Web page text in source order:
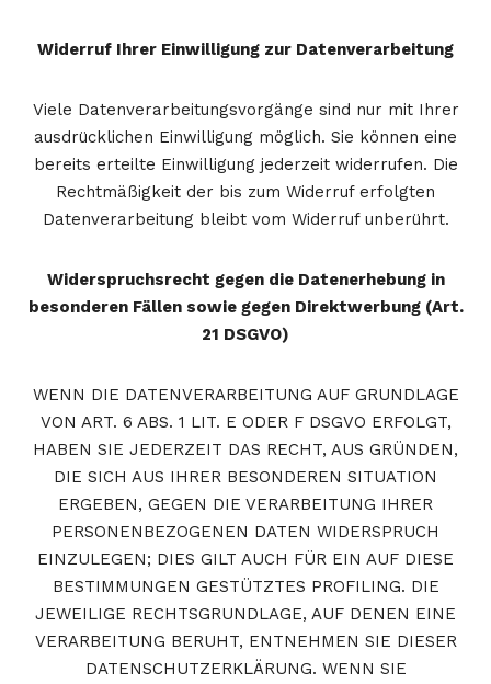
Widerruf Ihrer Einwilligung zur Datenverarbeitung
Viele Datenverarbeitungsvorgänge sind nur mit Ihrer
ausdrücklichen Einwilligung möglich. Sie können eine
bereits erteilte Einwilligung jederzeit widerrufen. Die
Rechtmäßigkeit der bis zum Widerruf erfolgten
Datenverarbeitung bleibt vom Widerruf unberührt.
Widerspruchsrecht gegen die Datenerhebung in
besonderen Fällen sowie gegen Direktwerbung (Art.
21 DSGVO)
WENN DIE DATENVERARBEITUNG AUF GRUNDLAGE
VON ART. 6 ABS. 1 LIT. E ODER F DSGVO ERFOLGT,
HABEN SIE JEDERZEIT DAS RECHT, AUS GRÜNDEN,
DIE SICH AUS IHRER BESONDEREN SITUATION
ERGEBEN, GEGEN DIE VERARBEITUNG IHRER
PERSONENBEZOGENEN DATEN WIDERSPRUCH
EINZULEGEN; DIES GILT AUCH FÜR EIN AUF DIESE
BESTIMMUNGEN GESTÜTZTES PROFILING. DIE
JEWEILIGE RECHTSGRUNDLAGE, AUF DENEN EINE
VERARBEITUNG BERUHT, ENTNEHMEN SIE DIESER
DATENSCHUTZERKLÄRUNG. WENN SIE